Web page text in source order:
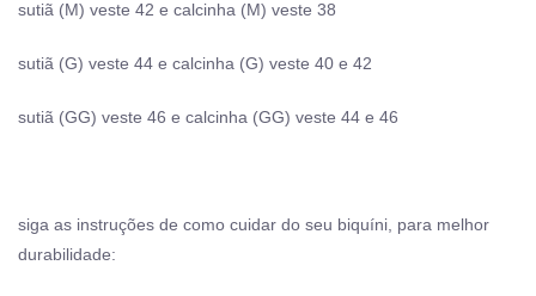
sutiã (M) veste 42 e calcinha (M) veste 38
sutiã (G) veste 44 e calcinha (G) veste 40 e 42
sutiã (GG) veste 46 e calcinha (GG) veste 44 e 46
siga as instruções de como cuidar do seu biquíni, para melhor
durabilidade: